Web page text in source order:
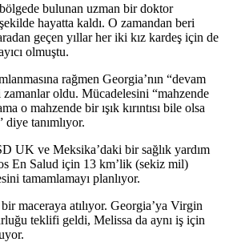
bulunan uzman bir doktor
hayatta kaldı. O zamandan beri
geçen yıllar her iki kız kardeş için de
olmuştu.
rağmen Georgia’nın “devam
oldu. Mücadelesini “mahzende
o mahzende bir ışık kırıntısı bile olsa
diye tanımlıyor.
UK ve Meksika’daki bir sağlık yardım
En Salud için 13 km’lik (sekiz mil)
tamamlamayı planlıyor.
maceraya atılıyor. Georgia’ya Virgin
teklifi geldi, Melissa da aynı iş için